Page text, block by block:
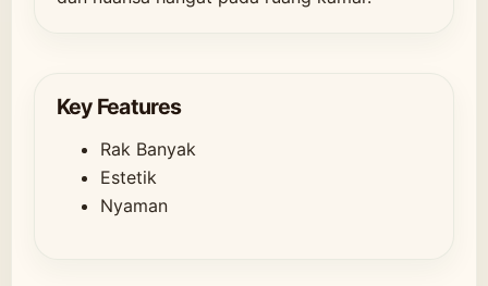
Key Features
Rak Banyak
Estetik
Nyaman